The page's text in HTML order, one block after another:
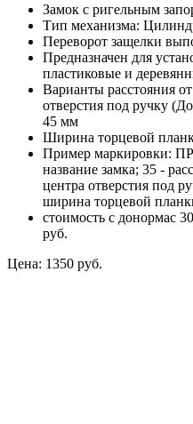
Замок с ригельным
Тип механизма:
Переворот защелки
Предназначен для
пластиковые и
Варианты расстояния
отверстия под ручку
45 мм
Ширина торцевой
Пример маркировки:
название замка; 35 -
центра отверстия под
ширина торцевой
стоимость с донормас
руб.
Цена: 1350 руб.